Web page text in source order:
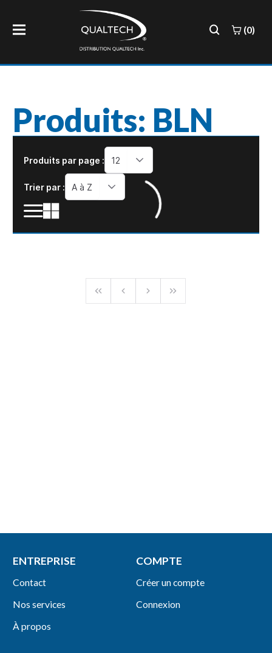
(0)
Produits: BLN
Produits par page : 12
Trier par : A à Z
ENTREPRISE
Contact
Nos services
À propos
COMPTE
Créer un compte
Connexion